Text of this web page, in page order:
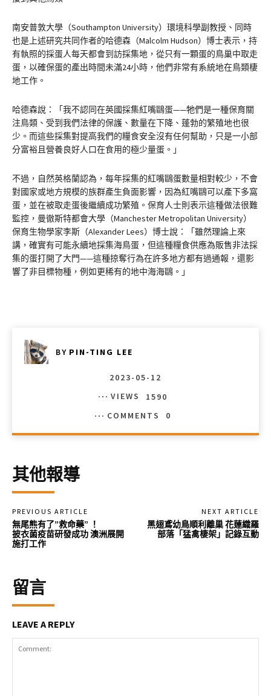
南安普敦大學（Southampton University）環境科學副教授、同時
也是上述研究共同作者的哈德森（Malcolm Hudson）博士表示，持
有執照的採蛋人每天都會到訪採集地，從只有一顆蛋的鳥巢中取走
蛋，以確保蛋的產出時間未滿24小時，他們非常有系統地在鳥類棲
地工作。
哈德森說：「我不認同在英國採集紅嘴鷗蛋——牠們是一種保育關
注鳥類、受到我們法律的保護、數量在下降、蓬勃的繁殖地也很
少。而這些採集對提高我們的糧食安全沒有任何幫助，只是一小部
分富裕且營養良好人口在食用的極少量蛋。」
不過，自然英格蘭認為，每年採集的紅嘴鷗蛋數量相對較少，不會
對國家或地方規模的族群產生負面影響，因為紅嘴鷗可以產下多窩
蛋，並在被取走蛋後繼續成功繁殖。保育人士則表示這種做法很難
監控，曼徹斯特都會大學（Manchester Metropolitan University）
保育生物學家李斯（Alexander Lees）博士說：「雖然理論上來
講，確實有可能永續地採集海鳥蛋，但這種糧食供應為販售非法採
集的蛋打開了大門——這種掠奪行為在許多地方都有過通報，還影
響了非目標物種，例如更稀有的地中海海鷗。」
BY PIN-TING LEE
2023-05-12
VIEWS
1590
COMMENTS
0
其他報導
PREVIOUS ARTICLE
無尾熊有了”救命藥” ！
披衣菌疫苗研發成功 澳洲展開
施打工作
NEXT ARTICLE
黑翅鳶幼鳥順利離巢 花蓮織羅
部落「猛禽棲架」記錄互動
留言
LEAVE A REPLY